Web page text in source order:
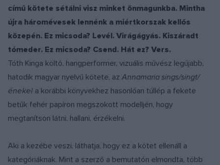
című kötete sétálni visz minket önmagunkba. Mintha
újra háromévesek lennénk a miértkorszak kellős
közepén. Ez micsoda? Levél. Virágágyás. Kiszáradt
tómeder. Ez micsoda? Csend. Hát ez? Vers.
Tóth Kinga költő, hangperformer, vizuális művész legújabb,
hatodik magyar nyelvű kötete, azAnnamaria sings/singt/
énekel a korábbi könyvekhez hasonlóan túllép a fekete
betűk fehér papíron megszokott modelljén, hogy
megtanítson látni, hallani, érzékelni.
Aki a kezébe veszi, láthatja, hogy ez a kötet ellenáll a
kategóriáknak. Mint a szerző a bemutatón elmondta, több